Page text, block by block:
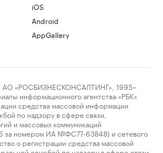
iOS
Android
AppGallery
«РОСБИЗНЕСКОНСАЛТИНГ», 1995–
информационного агентства «РБК»
средства массовой информации
по надзору в сфере связи,
и массовых коммуникаций
за номером ИА №ФС77-63848) и сетевого
о регистрации средства массовой